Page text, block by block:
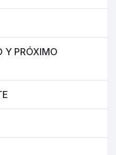
Y PRÓXIMO